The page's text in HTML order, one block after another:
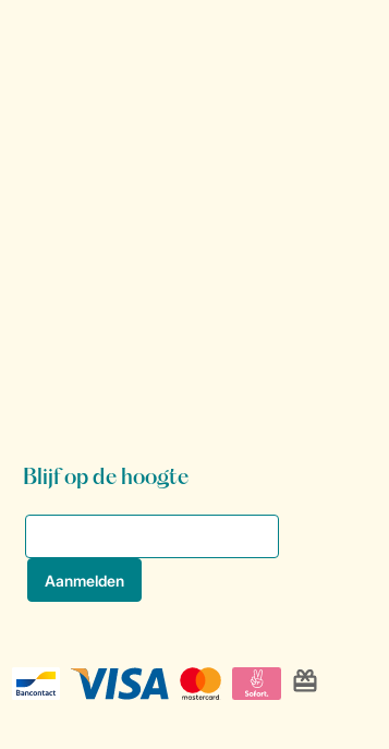
Blijf op de hoogte